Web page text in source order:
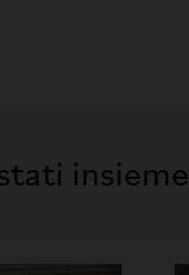
insieme